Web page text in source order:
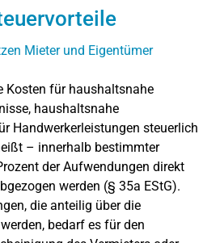
Kosten für haushaltsnahe
haushaltsnahe
Handwerkerleistungen steuerlich
– innerhalb bestimmter
der Aufwendungen direkt
werden (§ 35a EStG).
die anteilig über die
bedarf es für den